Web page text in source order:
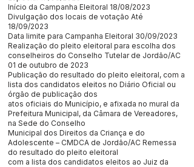
Início da Campanha Eleitoral 18/08/2023
Divulgação dos locais de votação Até
18/09/2023
Data limite para Campanha Eleitoral 30/09/2023
Realização do pleito eleitoral para escolha dos
conselheiros do Conselho Tutelar de Jordão/AC
01 de outubro de 2023
Publicação do resultado do pleito eleitoral, com a
lista dos candidatos eleitos no Diário Oficial ou
órgão de publicação dos
atos oficiais do Município, e afixada no mural da
Prefeitura Municipal, da Câmara de Vereadores,
na Sede do Conselho
Municipal dos Direitos da Criança e do
Adolescente – CMDCA de Jordão/AC Remessa
do resultado do pleito eleitoral
com a lista dos candidatos eleitos ao Juiz da